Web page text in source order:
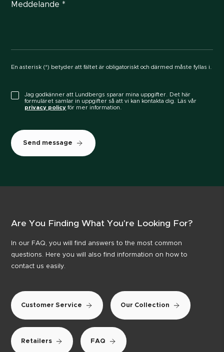
Meddelande *
En asterisk (*) betyder att fältet är obligatoriskt och därmed måste fyllas i.
Jag godkänner att Lundbergs sparar mina uppgifter. Det här
formuläret samlar in uppgifter så att vi kan kontakta dig. Läs vår
privacy policy för mer information.
Send message
Are You Finding What You're Looking For?
In our FAQ, you will find answers to the most common
questions. Here you will also find information on how to
contact us easily.
Customer Service Our Collection
Retailers FAQ